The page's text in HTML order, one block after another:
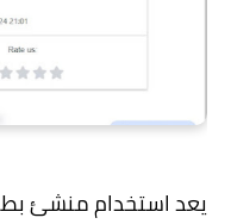
يعد استخدام منشئ